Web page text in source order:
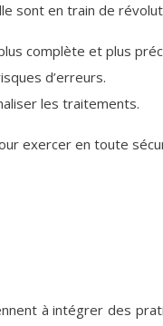
sont en train de
complète et plus
d’erreurs.
les traitements.
exercer en toute
à intégrer des